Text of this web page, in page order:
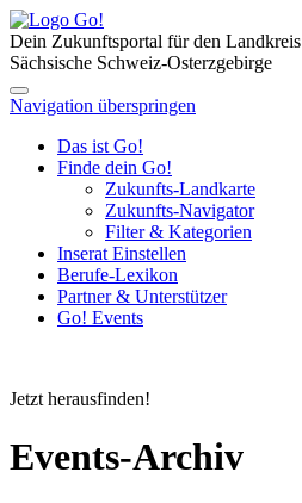
Dein Zukunftsportal für den Landkreis
Sächsische Schweiz-Osterzgebirge
Navigation überspringen
Das ist Go!
Finde dein Go!
Zukunfts-Landkarte
Zukunfts-Navigator
Filter & Kategorien
Inserat Einstellen
Berufe-Lexikon
Partner & Unterstützer
Go! Events
Jetzt herausfinden!
Events-Archiv